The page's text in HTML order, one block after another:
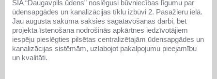
SIA “Daugavpils ūdens” noslēgusi būvniecības līgumu par
ūdensapgādes un kanalizācijas tīklu izbūvi 2. Pasažieru ielā.
Jau augusta sākumā sāksies sagatavošanas darbi, bet
projekta īstenošana nodrošinās apkārtnes iedzīvotājiem
iespēju pieslēgties pilsētas centralizētajām ūdensapgādes un
kanalizācijas sistēmām, uzlabojot pakalpojumu pieejamību
un kvalitāti.